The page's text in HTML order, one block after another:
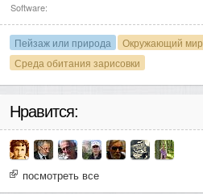
Software:
Пейзаж или природа Окружающий мир
Среда обитания зарисовки
Нравится:
посмотреть все